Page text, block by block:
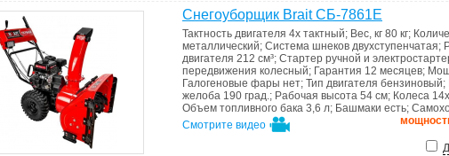
Снегоуборщик Brait СБ-7861Е
Тактность двигателя 4х тактный; Вес, кг 80 кг;
металлический; Система шнеков двухступенчатая;
двигателя 212 см³; Стартер ручной и
передвижения колесный; Гарантия 12 месяцев;
Галогеновые фары нет; Тип двигателя бензиновый;
желоба 190 град.; Рабочая высота 54 см; Колеса
Объем топливного бака 3,6 л; Башмаки есть;
Смотрите видео